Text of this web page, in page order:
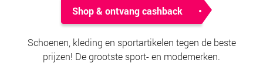
Shop & ontvang cashback
Schoenen, kleding en sportartikelen tegen de beste
prijzen! De grootste sport- en modemerken.